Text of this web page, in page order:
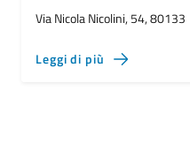
Via Nicola Nicolini, 54, 80133
Leggi di più